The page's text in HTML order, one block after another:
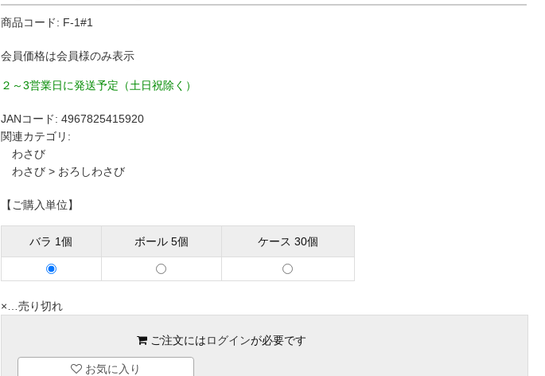
小袋わさび
商品コード: F-1#1
会員価格は会員様のみ表示
２～3営業日に発送予定（土日祝除く）
JANコード: 4967825415920
関連カテゴリ:
わさび
わさび> おろしわさび
【ご購入単位】
バラ 1個 ボール 5個 ケース 30個
× …売り切れ
ご注文にはログインが必要です
お気に入り